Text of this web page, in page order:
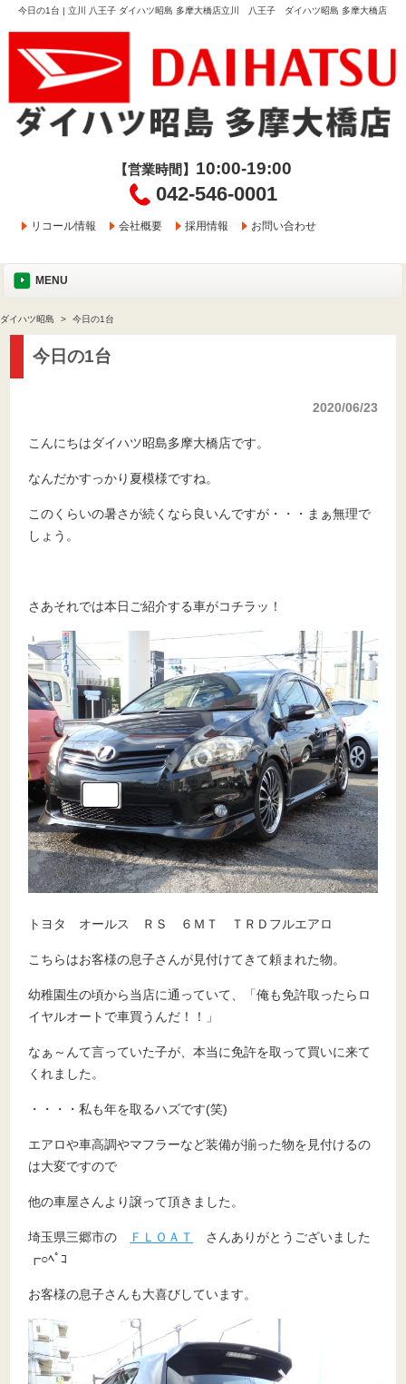
今日の1台 | 立川 八王子 ダイハツ昭島 多摩大橋店立川 八王子 ダイハツ昭島 多摩大橋店
【営業時間】 10:00-19:00
042-546-0001
リコール情報 会社概要 採用情報 お問い合わせ
MENU
ダイハツ昭島 今日の1台
今日の1台
2020/06/23
こんにちはダイハツ昭島多摩大橋店です。
なんだかすっかり夏模様ですね。
このくらいの暑さが続くなら良いんですが・・・まぁ無理で
しょう。
さあそれでは本日ご紹介する車がコチラッ！
トヨタ オールス ＲＳ ６ＭＴ ＴＲＤフルエアロ
こちらはお客様の息子さんが見付けてきて頼まれた物。
幼稚園生の頃から当店に通っていて、「俺も免許取ったらロ
イヤルオートで車買うんだ！！」
なぁ～んて言っていた子が、本当に免許を取って買いに来て
くれました。
・・・・私も年を取るハズです(笑)
エアロや車高調やマフラーなど装備が揃った物を見付けるの
は大変ですので
他の車屋さんより譲って頂きました。
埼玉県三郷市の ＦＬＯＡＴ
さんありがとうございました
┏○ﾍﾟｺ
お客様の息子さんも大喜びしています。